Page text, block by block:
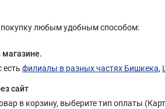
любым удобным способом:
магазине.
есть филиалы в разных частях Бишкека,
сайт
в корзину, выберите тип оплаты